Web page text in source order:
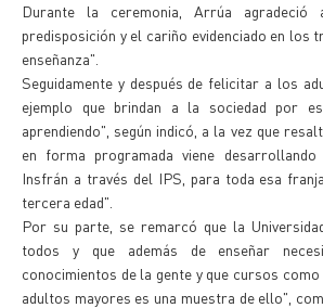
Durante la ceremonia, Arrúa
predisposición y el cariño evidenciado en los
enseñanza".
Seguidamente y después de felicitar a los
ejemplo que brindan a la sociedad por
aprendiendo", según indicó, a la vez que
en forma programada viene
Insfrán a través del IPS, para toda esa
tercera edad".
Por su parte, se remarcó que la
todos y que además de enseñar
conocimientos de la gente y que cursos
adultos mayores es una muestra de ello",